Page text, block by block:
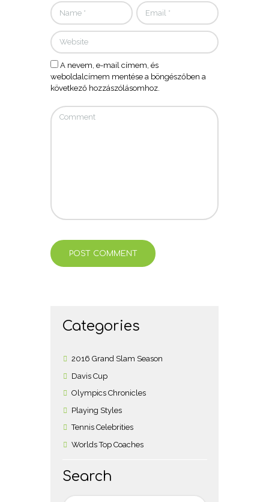
A nevem, e-mail címem, és
weboldalcímem mentése a böngészőben a
következő hozzászólásomhoz.
Categories
2016 Grand Slam Season
Davis Cup
Olympics Chronicles
Playing Styles
Tennis Celebrities
Worlds Top Coaches
Search